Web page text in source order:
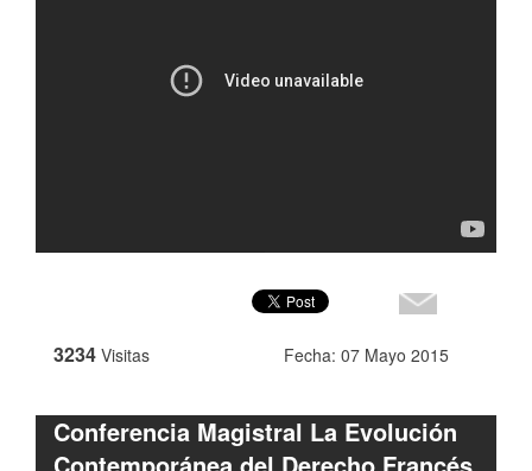
3234 Visitas Fecha: 07 Mayo 2015
Conferencia Magistral La Evolución